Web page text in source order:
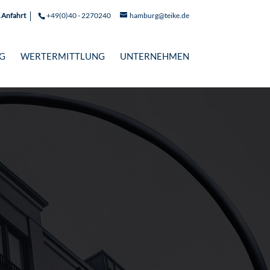
+49(0)40 - 2270240 hamburg@teike.de
Anfahrt
WERTERMITTLUNG UNTERNEHMEN